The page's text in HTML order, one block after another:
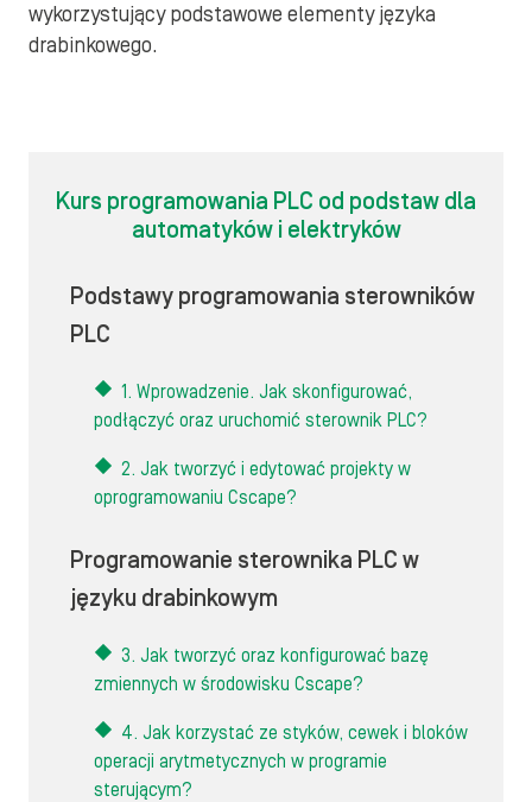
wykorzystujący podstawowe elementy języka
drabinkowego.
Kurs programowania PLC od podstaw dla
automatyków i elektryków
Podstawy programowania sterowników
PLC
1. Wprowadzenie. Jak skonfigurować,
podłączyć oraz uruchomić sterownik PLC?
2. Jak tworzyć i edytować projekty w
oprogramowaniu Cscape?
Programowanie sterownika PLC w
języku drabinkowym
3. Jak tworzyć oraz konfigurować bazę
zmiennych w środowisku Cscape?
4. Jak korzystać ze styków, cewek i bloków
operacji arytmetycznych w programie
sterującym?